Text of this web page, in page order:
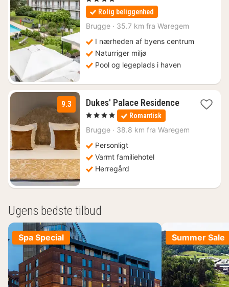
kr.
Rolig beliggenhed
Brugge · 35.7 km fra Waregem
I nærheden af byens centrum
Naturriger miljø
Pool og legeplads i haven
9.3 Dukes' Palace Residence1
1159
, 4 Stjerner Romantisk
Brugge · 38.8 km fra Waregem
Personligt
Varmt familiehotel
Herregård
Ugens bedste tilbud
Spa Special Summer Sale